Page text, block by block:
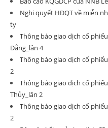
Nghị quyết HĐQT về miễn
ty
Thông báo giao dịch cổ
Đẳng_lân 4
Thông báo giao dịch cổ
2
Thông báo giao dịch cổ
Thủy_lân 2
Thông báo giao dịch cổ
2